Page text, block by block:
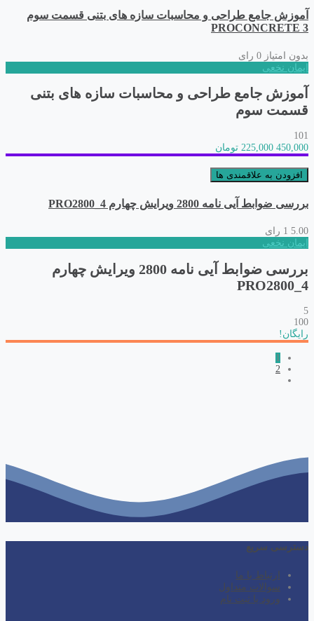
آموزش جامع طراحی و محاسبات سازه های بتنی قسمت سوم
PROCONCRETE 3
بدون امتیاز 0 رای
ایمان نخعی
آموزش جامع طراحی و محاسبات سازه های بتنی
قسمت سوم
101
450,000 225,000 تومان
افزودن به علاقمندی ها
بررسی ضوابط آیی نامه 2800 ویرایش چهارم PRO2800_4
5.00 1 رای
ایمان نخعی
بررسی ضوابط آیی نامه 2800 ویرایش چهارم
PRO2800_4
5
100
رایگان!
1
2
دسترسی سریع
ارتباط با ما
سوالات متداول
ورود یا ثبت نام